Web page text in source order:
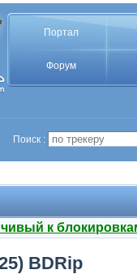
Портал
Форум
Поиск :
к
BDRip